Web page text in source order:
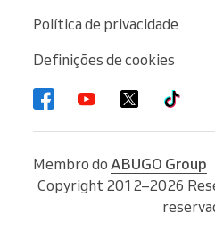
Política de privacidade
Definições de cookies
Membro do ABUGO Group
Copyright 2012–2026